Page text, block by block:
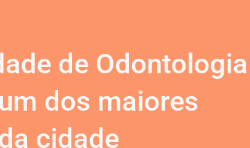
de Odontologia
dos maiores
cidade